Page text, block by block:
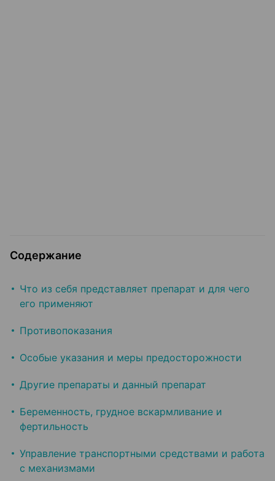
Содержание
Что из себя представляет препарат и для чего
его применяют
Противопоказания
Особые указания и меры предосторожности
Другие препараты и данный препарат
Беременность, грудное вскармливание и
фертильность
Управление транспортными средствами и работа
с механизмами